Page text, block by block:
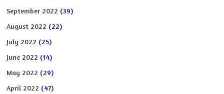
September 2022 (39)
August 2022 (22)
July 2022 (25)
June 2022 (14)
May 2022 (29)
April 2022 (47)